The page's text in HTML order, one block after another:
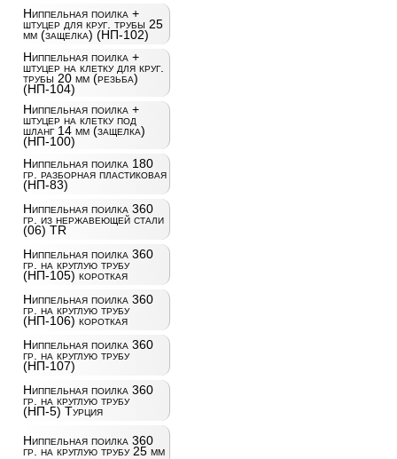
Ниппельная поилка +
штуцер для круг. трубы 25
мм (защелка) (НП-102)
Ниппельная поилка +
штуцер на клетку для круг.
трубы 20 мм (резьба)
(НП-104)
Ниппельная поилка +
штуцер на клетку под
шланг 14 мм (защелка)
(НП-100)
Ниппельная поилка 180
гр. разборная пластиковая
(НП-83)
Ниппельная поилка 360
гр. из нержавеющей стали
(06) TR
Ниппельная поилка 360
гр. на круглую трубу
(НП-105) короткая
Ниппельная поилка 360
гр. на круглую трубу
(НП-106) короткая
Ниппельная поилка 360
гр. на круглую трубу
(НП-107)
Ниппельная поилка 360
гр. на круглую трубу
(НП-5) Турция
Ниппельная поилка 360
гр. на круглую трубу 25 мм